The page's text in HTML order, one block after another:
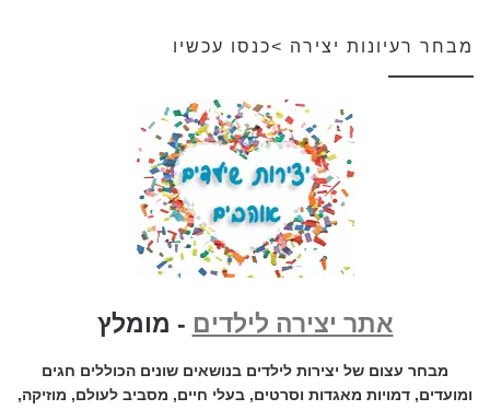
מבחר רעיונות יצירה >כנסו עכשיו
אתר יצירה לילדים - מומלץ
מבחר עצום של יצירות לילדים בנושאים שונים הכוללים חגים
ומועדים, דמויות מאגדות וסרטים, בעלי חיים, מסביב לעולם, מוזיקה,